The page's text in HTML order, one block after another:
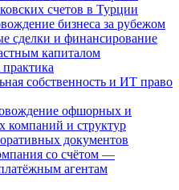
счетов в Турции
бизнеса за рубежом
сделки и финансирование
капиталом
собственность и ИТ право
офшорных и
компаний и структур
документов
со счётом —
агентам